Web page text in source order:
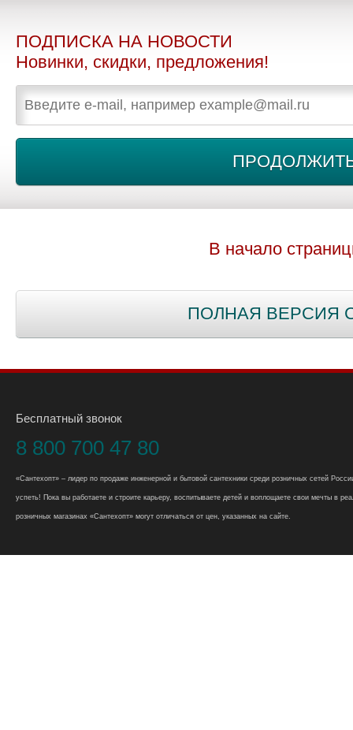
ПОДПИСКА НА НОВОСТИ
Новинки, скидки, предложения!
В начало
ПОЛНАЯ ВЕРСИЯ
Бесплатный звонок
8 800 700 47 80
«Сантехопт» – лидер по продаже инженерной и бытовой сантехники среди розничных сетей
успеть! Пока вы работаете и строите карьеру, воспитываете детей и воплощаете свои мечты в
розничных магазинах «Сантехопт» могут отличаться от цен, указанных на сайте.